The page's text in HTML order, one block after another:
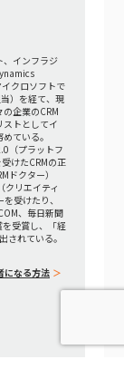
、インフラジ
クロソフトで
）を経て、現
企業のCRM
ストとしてイ
ている。
（プラットフ
けたCRMの正
ドクター）
クリエイティ
受けたり、
、毎日新聞
を受賞し、「経
されている。
になる方法